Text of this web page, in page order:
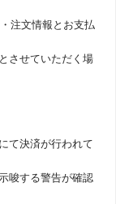
注文情報とお支払
させていただく場
て決済が行われて
唆する警告が確認